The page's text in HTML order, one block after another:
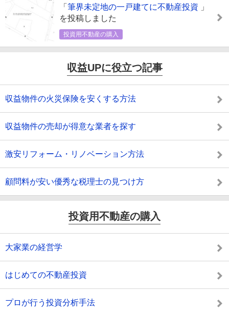
「 筆界未定地の一戸建てに不動産投資
」
を投稿しました
投資用不動産の購入
収益UPに役立つ記事
収益物件の火災保険を安くする方法
収益物件の売却が得意な業者を探す
激安リフォーム・リノベーション方法
顧問料が安い優秀な税理士の見つけ方
投資用不動産の購入
大家業の経営学
はじめての不動産投資
プロが行う投資分析手法